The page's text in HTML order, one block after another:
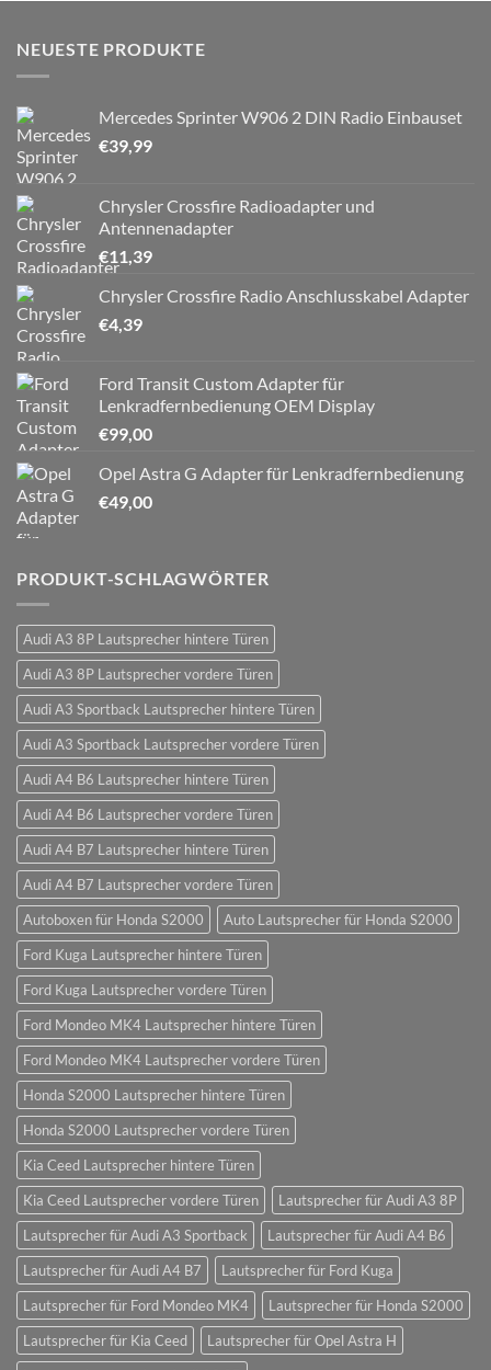
NEUESTE PRODUKTE
Mercedes Sprinter W906 2 DIN Radio Einbauset
€39,99
Chrysler Crossfire Radioadapter und
Antennenadapter
€11,39
Chrysler Crossfire Radio Anschlusskabel Adapter
€4,39
Ford Transit Custom Adapter für
Lenkradfernbedienung OEM Display
€99,00
Opel Astra G Adapter für Lenkradfernbedienung
€49,00
PRODUKT-SCHLAGWÖRTER
Audi A3 8P Lautsprecher hintere Türen
Audi A3 8P Lautsprecher vordere Türen
Audi A3 Sportback Lautsprecher hintere Türen
Audi A3 Sportback Lautsprecher vordere Türen
Audi A4 B6 Lautsprecher hintere Türen
Audi A4 B6 Lautsprecher vordere Türen
Audi A4 B7 Lautsprecher hintere Türen
Audi A4 B7 Lautsprecher vordere Türen
Autoboxen für Honda S2000
Auto Lautsprecher für Honda S2000
Ford Kuga Lautsprecher hintere Türen
Ford Kuga Lautsprecher vordere Türen
Ford Mondeo MK4 Lautsprecher hintere Türen
Ford Mondeo MK4 Lautsprecher vordere Türen
Honda S2000 Lautsprecher hintere Türen
Honda S2000 Lautsprecher vordere Türen
Kia Ceed Lautsprecher hintere Türen
Kia Ceed Lautsprecher vordere Türen
Lautsprecher für Audi A3 8P
Lautsprecher für Audi A3 Sportback
Lautsprecher für Audi A4 B6
Lautsprecher für Audi A4 B7
Lautsprecher für Ford Kuga
Lautsprecher für Ford Mondeo MK4
Lautsprecher für Honda S2000
Lautsprecher für Kia Ceed
Lautsprecher für Opel Astra H